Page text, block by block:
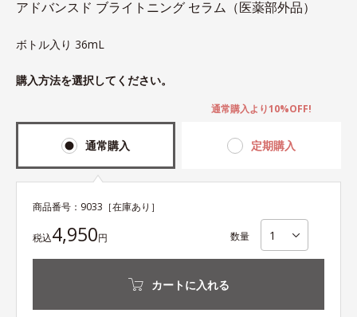
アドバンスド ブライトニング セラム（医薬部外品）
ボトル入り 36mL
購入方法を選択してください。
通常購入 定期購入
通常購入より10%OFF!
商品番号： 9033 ［在庫あり］
税込4,950円 数量
カートに入れる